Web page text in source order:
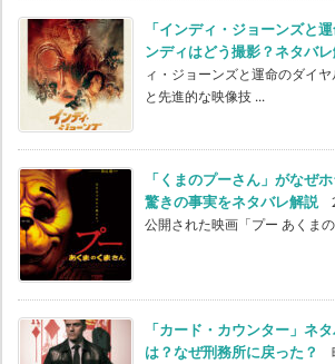
「インディ・ジョーンズと
ンディはどう撮影？ネタバ
ィ・ジョーンズと運命のダイ
と先進的な映像技 ...
「くまのプーさん」がなぜ
驚きの事実をネタバレ解説
公開された映画「プー あくま
「カード・カウンター」ネ
は？なぜ刑務所に戻った？